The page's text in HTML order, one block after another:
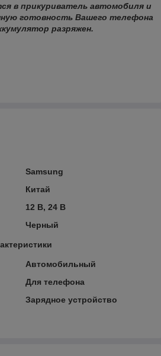
в прикуриватель автомобиля и
готовность Вашего телефона
разряжен.
Samsung
Китай
12 В, 24 В
Черный
Автомобильный
Для телефона
Зарядное устройство